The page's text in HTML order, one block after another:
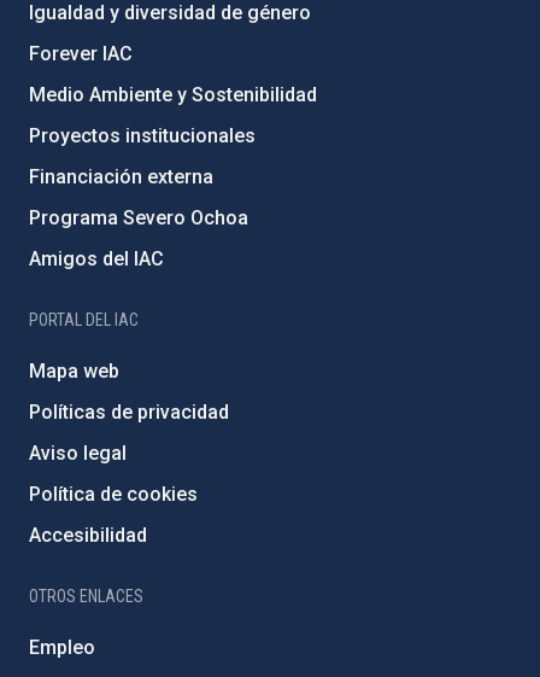
Igualdad y diversidad de género
Forever IAC
Medio Ambiente y Sostenibilidad
Proyectos institucionales
Financiación externa
Programa Severo Ochoa
Amigos del IAC
PORTAL DEL IAC
Mapa web
Políticas de privacidad
Aviso legal
Política de cookies
Accesibilidad
OTROS ENLACES
Empleo